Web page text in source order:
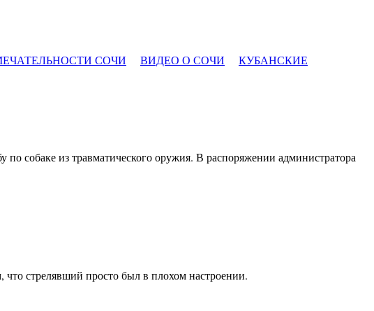
СОЧИ ВИДЕО О СОЧИ
КУБАНСКИЕ
собаке из травматического оружия. В распоряжении администратора
стрелявший просто был в плохом настроении.